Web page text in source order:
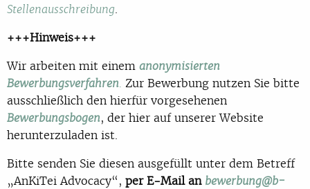
Stellenausschreibung.
+++Hinweis+++
Wir arbeiten mit einem anonymisierten
Bewerbungsverfahren. Zur Bewerbung nutzen Sie bitte
ausschließlich den hierfür vorgesehenen
Bewerbungsbogen, der hier auf unserer Website
herunterzuladen ist.
Bitte senden Sie diesen ausgefüllt unter dem Betreff
„AnKiTei Advocacy“, per E-Mail an bewerbung@b-